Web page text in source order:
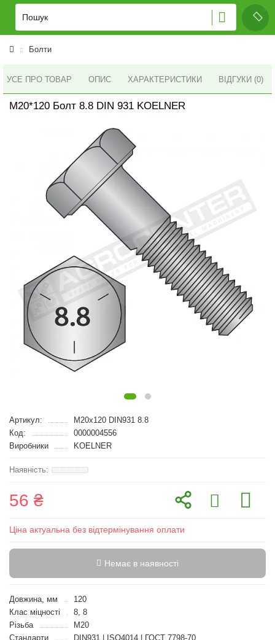
Болти
УСЕ ПРО ТОВАР ОПИС ХАРАКТЕРИСТИКИ ВІДГУКИ (0)
M20*120 Болт 8.8 DIN 931 KOELNER
Артикул:
M20x120 DIN931 8.8
Код:
0000004556
Виробники
KOELNER
56 ₴
Ціна актуальна без відтермінування оплати
Немає в наявності
Довжина, мм
120
Клас міцності
8, 8
Різьба
M20
Стандарти
DIN931 | ISO4014 | ГОСТ 7798-70